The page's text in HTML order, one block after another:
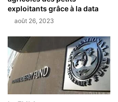
exploitants grâce à la data
août 26, 2023